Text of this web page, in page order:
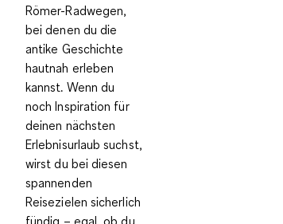
Römer-Radwegen,
bei denen du die
antike Geschichte
hautnah erleben
kannst. Wenn du
noch Inspiration für
deinen nächsten
Erlebnisurlaub suchst,
wirst du bei diesen
spannenden
Reisezielen sicherlich
fündig – egal, ob du